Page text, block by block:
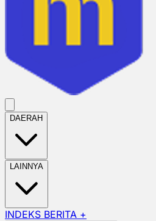
DAERAH
LAINNYA
INDEKS BERITA +